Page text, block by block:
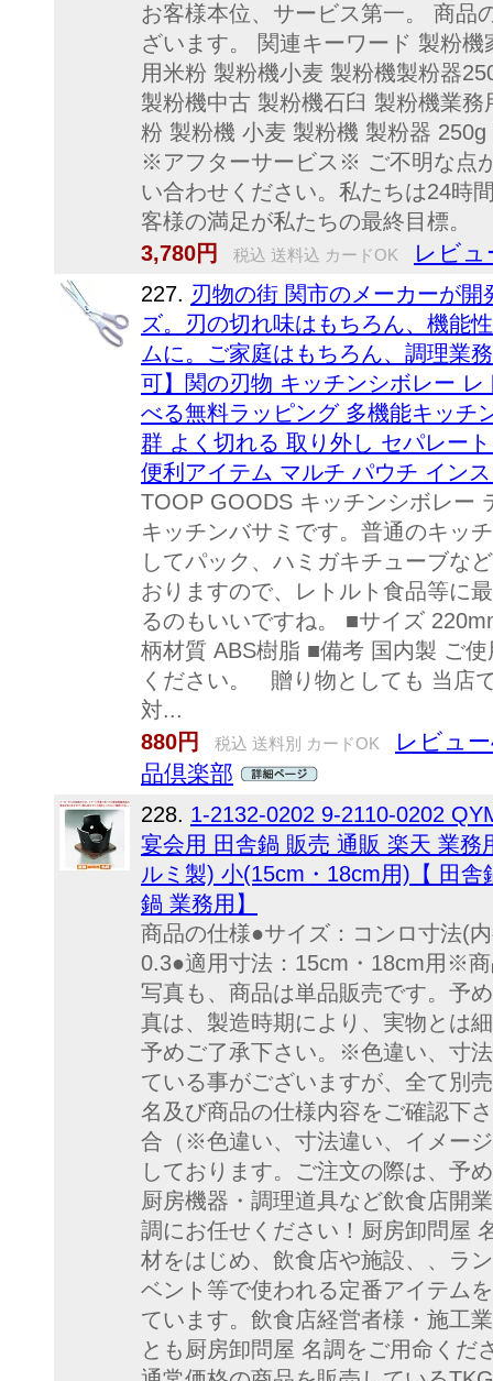
お客様本位、サービス第一。 商品
ざいます。 関連キーワード 製粉
用米粉 製粉機小麦 製粉機製粉器
製粉機中古 製粉機石臼 製粉機業
粉 製粉機 小麦 製粉機 製粉器
※アフターサービス※ ご不明な点
い合わせください。私たちは24時
客様の満足が私たちの最終目標。
3,780円
税込 送料込 カードOK レビュ
227. 刃物の街 関市のメーカーが
ズ。刃の切れ味はもちろん、機能
ムに。ご家庭はもちろん、調理業
可】関の刃物 キッチンシボレー
べる無料ラッピング 多機能キッチ
群 よく切れる 取り外し セパレー
便利アイテム マルチ パウチ イン
TOOP GOODS キッチンシボレー
キッチンバサミです。普通のキッ
してパック、ハミガキチューブな
おりますので、レトルト食品等に
るのもいいですね。 ■サイズ
柄材質 ABS樹脂 ■備考 国内製 ご
ください。 贈り物としても 当店
対...
880円
税込 送料別 カードOK
レビュ
品倶楽部
228. 1-2132-0202 9-2110-0202
宴会用 田舎鍋 販売 通販 楽天 業務
ルミ製) 小(15cm・18cm用)【 田
鍋 業務用】
商品の仕様●サイズ：コンロ寸法(
0.3●適用寸法：15cm・18cm用※
写真も、商品は単品販売です。予
真は、製造時期により、実物とは
予めご了承下さい。※色違い、寸
ている事がございますが、全て別
名及び商品の仕様内容をご確認下
合（※色違い、寸法違い、イメー
しております。ご注文の際は、予
厨房機器・調理道具など飲食店開
調にお任せください！厨房卸問屋
材をはじめ、飲食店や施設、、ラ
ベント等で使われる定番アイテム
ています。飲食店経営者様・施工
とも厨房卸問屋 名調をご用命くだ